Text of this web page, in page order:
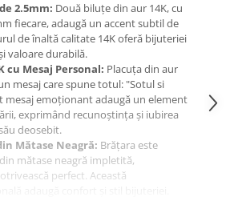
2.5mm: Două biluțe din aur 14K, cu
fiecare, adaugă un accent subtil de
de înaltă calitate 14K oferă bijuteriei
valoare durabilă.
cu Mesaj Personal: Placuța din aur
mesaj care spune totul: "Sotul si
mesaj emoționant adaugă un element
exprimând recunoștința și iubirea
deosebit.
Mătase Neagră: Brățara este
mătase neagră impletită,
perfect. Această
cadou special pentru a sărbători